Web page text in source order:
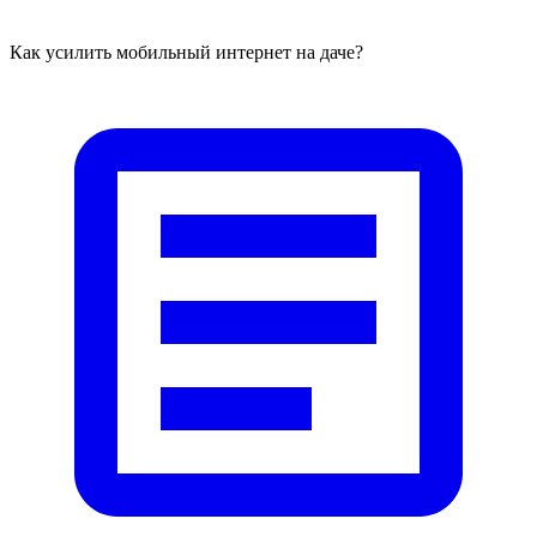
Как усилить мобильный интернет на даче?